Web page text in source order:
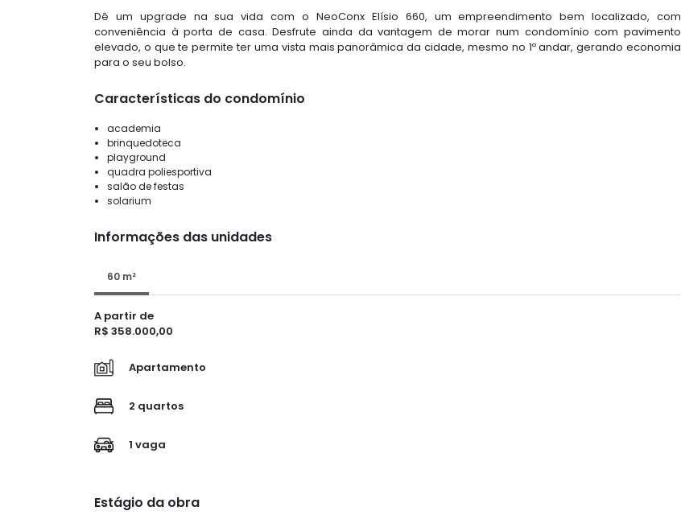
Dê um upgrade na sua vida com o NeoConx Elísio 660, um empreendimento bem localizado, com
conveniência à porta de casa. Desfrute ainda da vantagem de morar num condomínio com pavimento
elevado, o que te permite ter uma vista mais panorâmica da cidade, mesmo no 1º andar, gerando economia
para o seu bolso.
Características do condomínio
academia
brinquedoteca
playground
quadra poliesportiva
salão de festas
solarium
Informações das unidades
60 m²
A partir de
R$ 358.000,00
Apartamento
2 quartos
1 vaga
Estágio da obra